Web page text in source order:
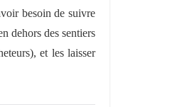
besoin de suivre
dehors des sentiers
et les laisser